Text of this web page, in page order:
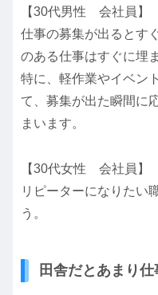
【30代男性 会社員】
仕事の募集が出るとす
のある仕事はすぐに埋
特に、軽作業やイベン
て、募集が出た瞬間に
まいます。
【30代女性 会社員】
リピーターになりたい
う。
田舎だとあまり